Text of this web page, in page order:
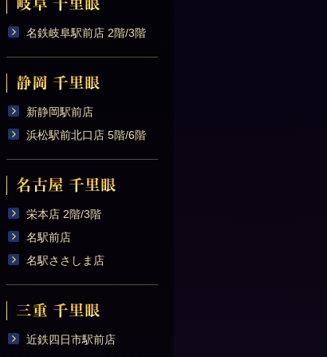
名鉄岐阜駅前店 2階/3階
新静岡駅前店
浜松駅前北口店 5階/6階
栄本店 2階/3階
名駅前店
名駅ささしま店
近鉄四日市駅前店